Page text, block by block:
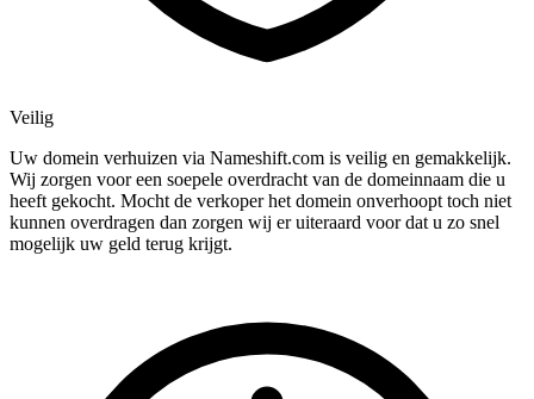
Veilig
Uw domein verhuizen via Nameshift.com is veilig en gemakkelijk.
Wij zorgen voor een soepele overdracht van de domeinnaam die u
heeft gekocht. Mocht de verkoper het domein onverhoopt toch niet
kunnen overdragen dan zorgen wij er uiteraard voor dat u zo snel
mogelijk uw geld terug krijgt.